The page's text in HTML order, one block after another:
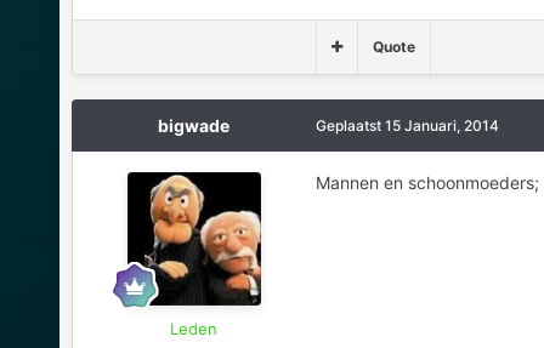
Quote
bigwade
Leden
Geplaatst 15 Januari, 2014
Mannen en